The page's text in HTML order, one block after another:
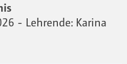
- Lehrende: Karina